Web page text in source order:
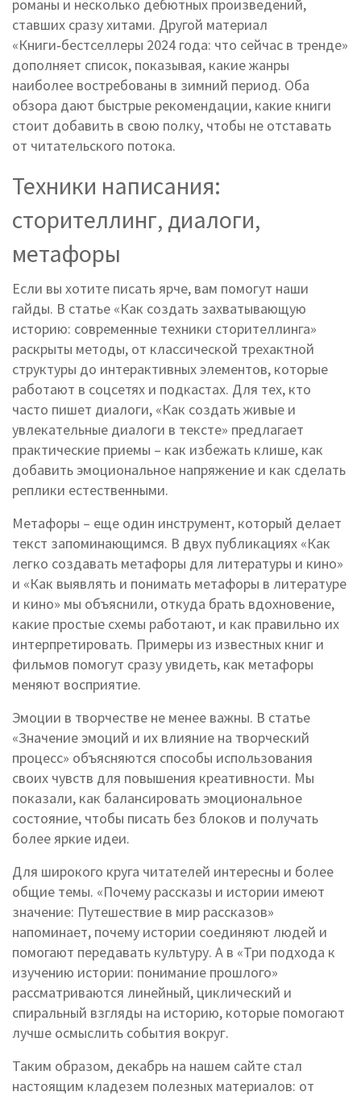
романы и несколько дебютных произведений,
ставших сразу хитами. Другой материал
«Книги‑бестселлеры 2024 года: что сейчас в тренде»
дополняет список, показывая, какие жанры
наиболее востребованы в зимний период. Оба
обзора дают быстрые рекомендации, какие книги
стоит добавить в свою полку, чтобы не отставать
от читательского потока.
Техники написания:
сторителлинг, диалоги,
метафоры
Если вы хотите писать ярче, вам помогут наши
гайды. В статье «Как создать захватывающую
историю: современные техники сторителлинга»
раскрыты методы, от классической трехактной
структуры до интерактивных элементов, которые
работают в соцсетях и подкастах. Для тех, кто
часто пишет диалоги, «Как создать живые и
увлекательные диалоги в тексте» предлагает
практические приемы – как избежать клише, как
добавить эмоциональное напряжение и как сделать
реплики естественными.
Метафоры – еще один инструмент, который делает
текст запоминающимся. В двух публикациях «Как
легко создавать метафоры для литературы и кино»
и «Как выявлять и понимать метафоры в литературе
и кино» мы объяснили, откуда брать вдохновение,
какие простые схемы работают, и как правильно их
интерпретировать. Примеры из известных книг и
фильмов помогут сразу увидеть, как метафоры
меняют восприятие.
Эмоции в творчестве не менее важны. В статье
«Значение эмоций и их влияние на творческий
процесс» объясняются способы использования
своих чувств для повышения креативности. Мы
показали, как балансировать эмоциональное
состояние, чтобы писать без блоков и получать
более яркие идеи.
Для широкого круга читателей интересны и более
общие темы. «Почему рассказы и истории имеют
значение: Путешествие в мир рассказов»
напоминает, почему истории соединяют людей и
помогают передавать культуру. А в «Три подхода к
изучению истории: понимание прошлого»
рассматриваются линейный, циклический и
спиральный взгляды на историю, которые помогают
лучше осмыслить события вокруг.
Таким образом, декабрь на нашем сайте стал
настоящим кладезем полезных материалов: от